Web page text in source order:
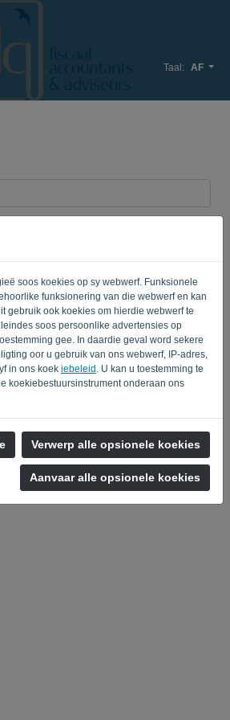
soos koekies op sy webwerf. Funksionele
funksionering van die webwerf en kan
gebruik ook koekies om hierdie webwerf te
soos persoonlike advertensies op
gee. In daardie geval word sekere
oor u gebruik van ons webwerf, IP-adres,
in ons koek iebeleid . U kan u toestemming te
koekiebestuursinstrument onderaan ons
Verwerp alle opsionele koekies
Aanvaar alle opsionele koekies
Taal: AF
Wagwoord vergeet?
TEKEN IN
en voorwaardes